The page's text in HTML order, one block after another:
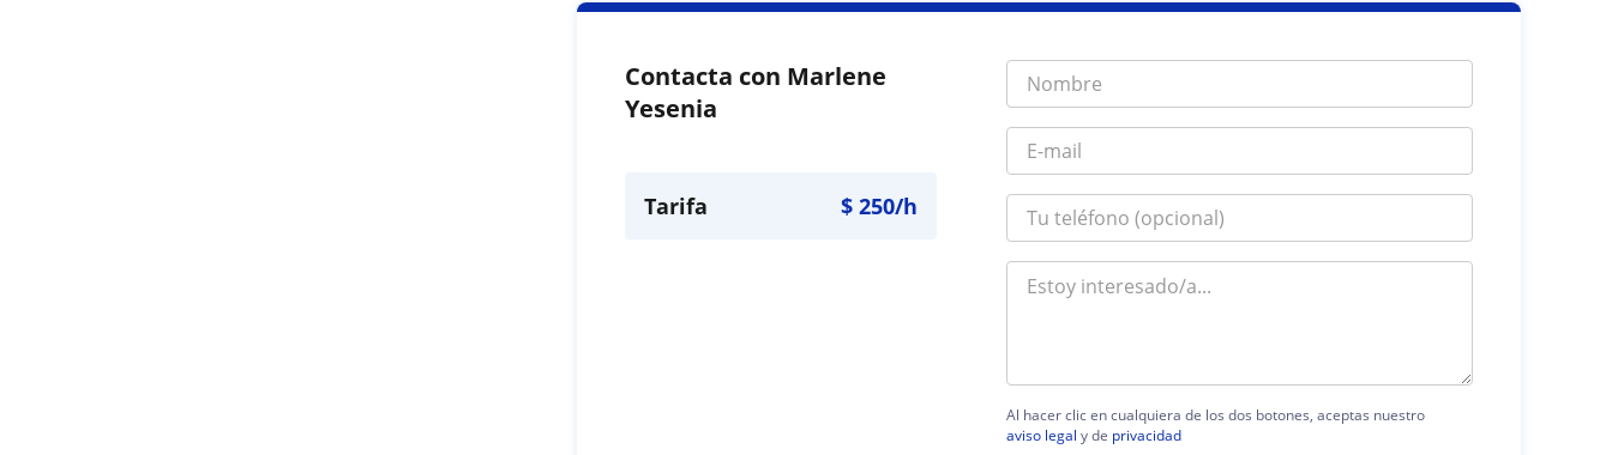
Contacta con Marlene
Yesenia
Tarifa $250/h
Al hacer clic en cualquiera de los dos botones, aceptas nuestro
aviso legal y de privacidad